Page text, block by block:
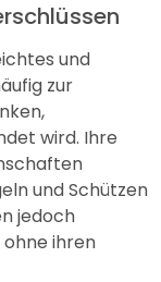
und
zur
wird. Ihre
und Schützen
jedoch
ihren